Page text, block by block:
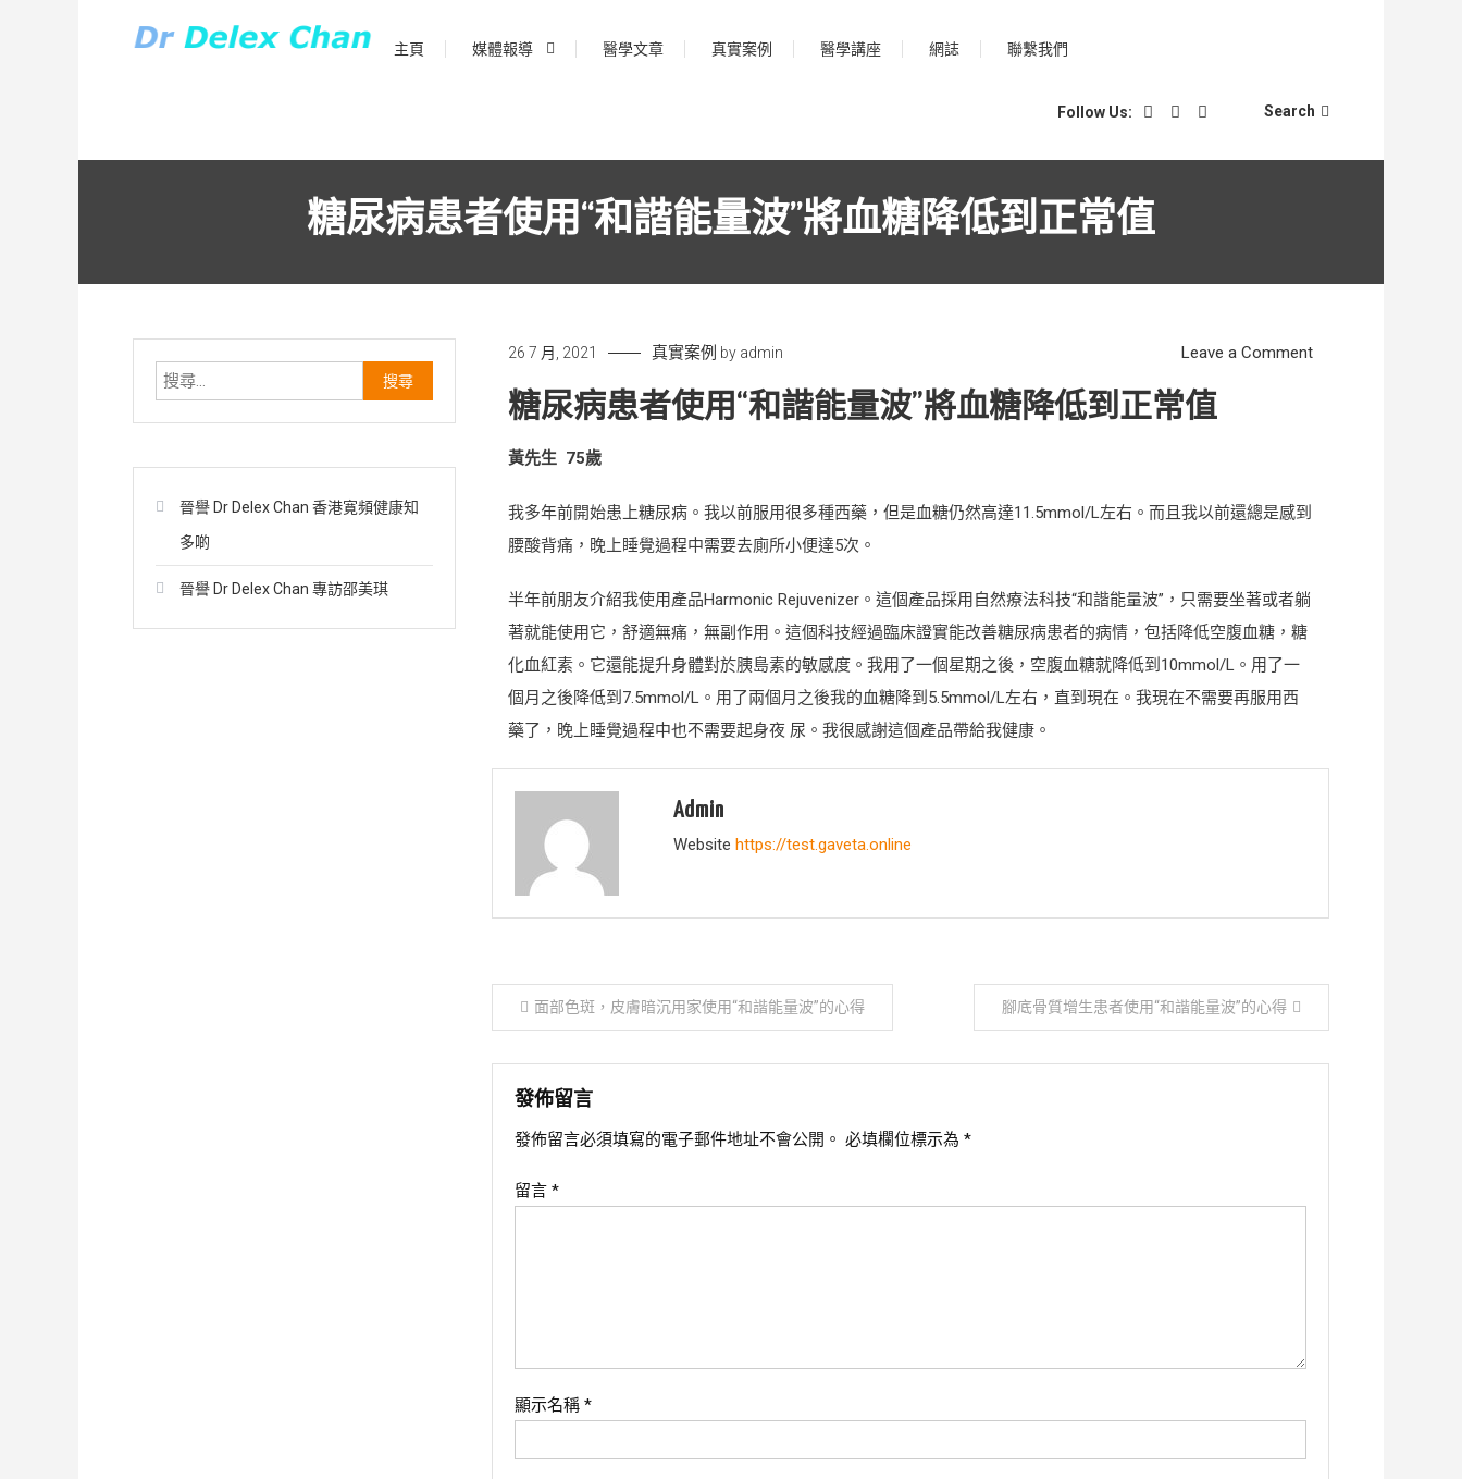
主頁 媒體報導 醫學文章 真實案例 醫學講座 網誌 聯繫我們
Follow Us: Search
糖尿病患者使用“和諧能量波”將血糖降低到正常值
26 7 月, 2021 真實案例 by admin Leave a Commenton
糖尿病患者使用“和諧能量波”將血糖降低到正常值
黃先生 75歲
我多年前開始患上糖尿病。我以前服用很多種西藥，但是血糖仍然高達11.5mmol/L左右。而且我以前還總是感到
腰酸背痛，晚上睡覺過程中需要去廁所小便達5次。
半年前朋友介紹我使用產品Harmonic Rejuvenizer。這個產品採用自然療法科技“和諧能量波”，只需要坐著或者躺
著就能使用它，舒適無痛，無副作用。這個科技經過臨床證實能改善糖尿病患者的病情，包括降低空腹血糖，糖
化血紅素。它還能提升身體對於胰島素的敏感度。我用了一個星期之後，空腹血糖就降低到10mmol/L。用了一
個月之後降低到7.5mmol/L。用了兩個月之後我的血糖降到5.5mmol/L左右，直到現在。我現在不需要再服用西
藥了，晚上睡覺過程中也不需要起身夜 尿。我很感謝這個產品帶給我健康。
Admin
Website https://test.gaveta.online
文
章
導
覽
面部色斑，皮膚暗沉用家使用“和諧能量波”的心得 腳底骨質增生患者使用“和諧能量波”的心得
發佈留言
發佈留言必須填寫的電子郵件地址不會公開。 必填欄位標示為 *
留言 *
顯示名稱 *
尋
鍵
晉譽 Dr Delex Chan 香港寛頻健康知
多啲
晉譽 Dr Delex Chan 專訪邵美琪